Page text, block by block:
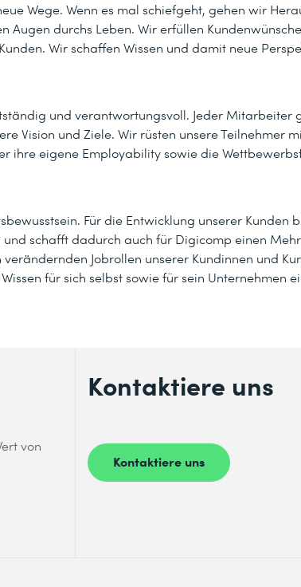
Wege. Wenn es mal schiefgeht, gehen wir
Augen durchs Leben. Wir erfüllen
Wir schaffen Wissen und damit neue
und verantwortungsvoll. Jeder Mitarbeiter
Vision und Ziele. Wir rüsten unsere Teilnehmer
ihre eigene Employability sowie die
Für die Entwicklung unserer Kunden
schafft dadurch auch für Digicomp einen
Jobrollen unserer Kundinnen und
für sich selbst sowie für sein Unternehmen
von
Kontaktiere uns
Kontaktiere uns